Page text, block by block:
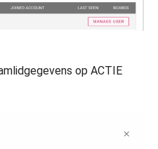
op ACTIE